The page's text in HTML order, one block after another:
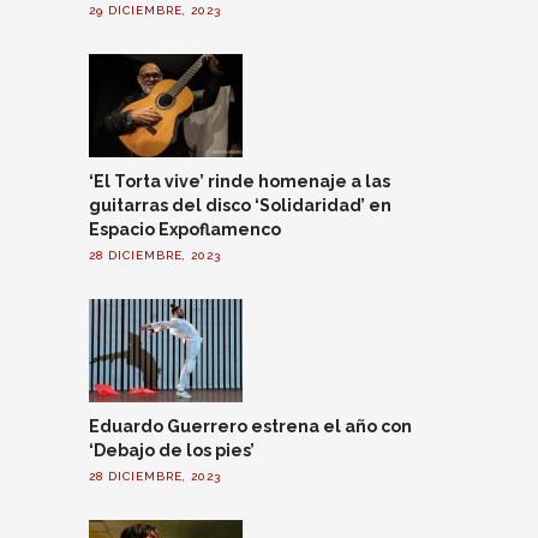
29 DICIEMBRE, 2023
‘El Torta vive’ rinde homenaje a las
guitarras del disco ‘Solidaridad’ en
Espacio Expoflamenco
28 DICIEMBRE, 2023
Eduardo Guerrero estrena el año con
‘Debajo de los pies’
28 DICIEMBRE, 2023